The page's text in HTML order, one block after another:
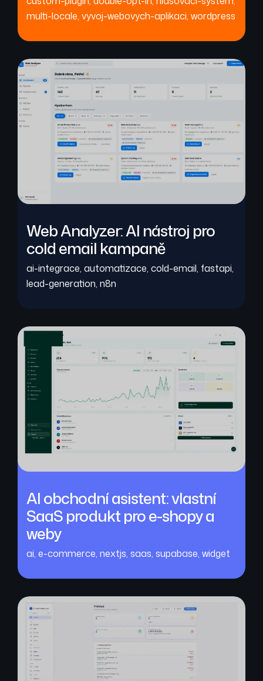
multi-locale, vyvoj-webovych-aplikaci, wordpress
Web Analyzer: AI nástroj pro
cold email kampaně
ai-integrace, automatizace, cold-email, fastapi,
lead-generation, n8n
AI obchodní asistent: vlastní
SaaS produkt pro e-shopy a
weby
ai, e-commerce, nextjs, saas, supabase, widget